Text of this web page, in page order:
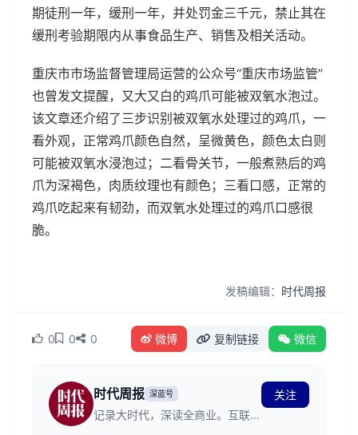
期徒刑一年，缓刑一年，并处罚金三千元，禁止其在
缓刑考验期限内从事食品生产、销售及相关活动。
重庆市市场监督管理局运营的公众号“重庆市场监管”
也曾发文提醒，又大又白的鸡爪可能被双氧水泡过。
该文章还介绍了三步识别被双氧水处理过的鸡爪，一
看外观，正常鸡爪颜色自然，呈微黄色，颜色太白则
可能被双氧水浸泡过；二看骨关节，一般煮熟后的鸡
爪为深褐色，肉质纹理也有颜色；三看口感，正常的
鸡爪吃起来有韧劲，而双氧水处理过的鸡爪口感很
脆。
发稿编辑： 时代周报
0 0 0 微博 复制链接 微信
时代周报 深蓝号
记录大时代，深读全商业。互联网
关注